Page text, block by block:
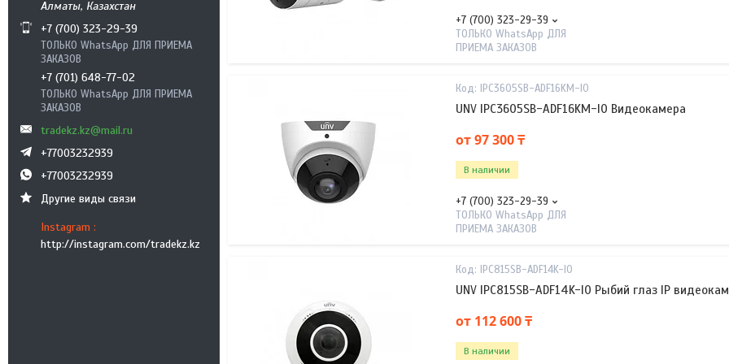
Алматы, Казахстан
+7 (700) 323-29-39
ТОЛЬКО WhatsApp ДЛЯ ПРИЕМА
ЗАКАЗОВ
+7 (701) 648-77-02
ТОЛЬКО WhatsApp ДЛЯ ПРИЕМА
ЗАКАЗОВ
tradekz.kz@mail.ru
+77003232939
+77003232939
Другие виды связи
Instagram
http://instagram.com/tradekz.kz
+7 (700) 323-29-39
ТОЛЬКО WhatsApp ДЛЯ
ПРИЕМА ЗАКАЗОВ
IPC3605SB-ADF16KM-I0
UNV IPC3605SB-ADF16KM-I0 Видеокамера
от 97 300 ₸
В наличии
+7 (700) 323-29-39
ТОЛЬКО WhatsApp ДЛЯ
ПРИЕМА ЗАКАЗОВ
IPC815SB-ADF14K-I0
UNV IPC815SB-ADF14K-I0 Рыбий глаз IP
от 112 600 ₸
В наличии